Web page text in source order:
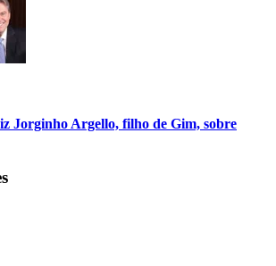
Jorginho Argello, filho de Gim, sobre